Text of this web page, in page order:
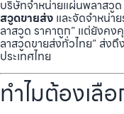
บริษัทจำหน่ายแผ่นพลาสวู
สวูดขายส่ง และจัดจำหน่า
ลาสวูด ราคาถูก” แต่ยังค
ลาสวูดขายส่งทั่วไทย” ส่ง
ประเทศไทย
ทำไมต้องเลื